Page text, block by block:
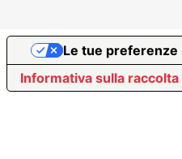
Informativa sulla raccolta
Le tue preferenze